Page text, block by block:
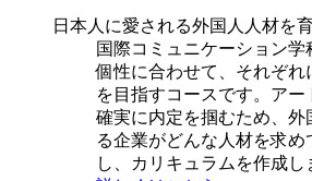
日本人に愛される外国人人材を
国際コミュニケーション学
個性に合わせて、それぞ
を目指すコースです。アー
確実に内定を掴むため、外
る企業がどんな人材を求
し、カリキュラムを作成し